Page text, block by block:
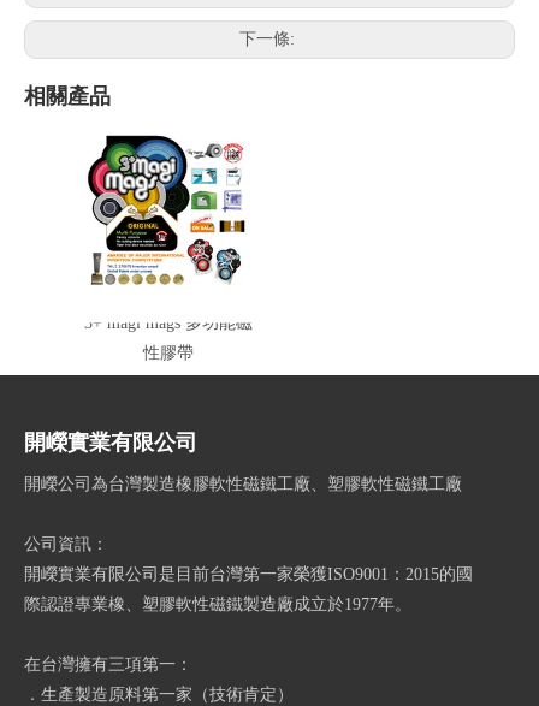
下一條:
相關產品
3+ magi mags 多功能磁
性膠帶
開嶸實業有限公司
開嶸公司為台灣製造橡膠軟性磁鐵工廠、塑膠軟性磁鐵工廠
公司資訊：
開嶸實業有限公司是目前台灣第一家榮獲ISO9001：2015的國
際認證專業橡、塑膠軟性磁鐵製造廠成立於1977年。
在台灣擁有三項第一：
．生產製造原料第一家（技術肯定）